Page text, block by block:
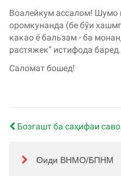
Воалейкум ассалом! Шумо
оромкунанда (бе бӯи
какао ё бальзам - ба
растяжек” истифода баред.
Саломат бошед!
Бозгашт ба саҳифаи
Оиди ВНМО/БПНМ